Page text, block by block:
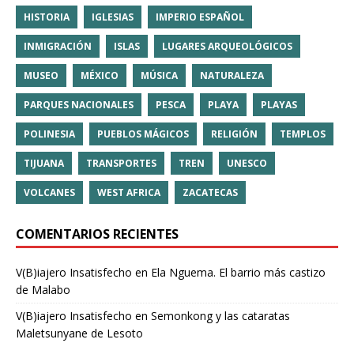
HISTORIA IGLESIAS IMPERIO ESPAÑOL
INMIGRACIÓN ISLAS LUGARES ARQUEOLÓGICOS
MUSEO MÉXICO MÚSICA NATURALEZA
PARQUES NACIONALES PESCA PLAYA PLAYAS
POLINESIA PUEBLOS MÁGICOS RELIGIÓN TEMPLOS
TIJUANA TRANSPORTES TREN UNESCO
VOLCANES WEST AFRICA ZACATECAS
COMENTARIOS RECIENTES
V(B)iajero Insatisfecho en Ela Nguema. El barrio más castizo
de Malabo
V(B)iajero Insatisfecho en Semonkong y las cataratas
Maletsunyane de Lesoto